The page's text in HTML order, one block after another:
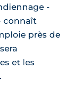
-
connaît
près de
et les